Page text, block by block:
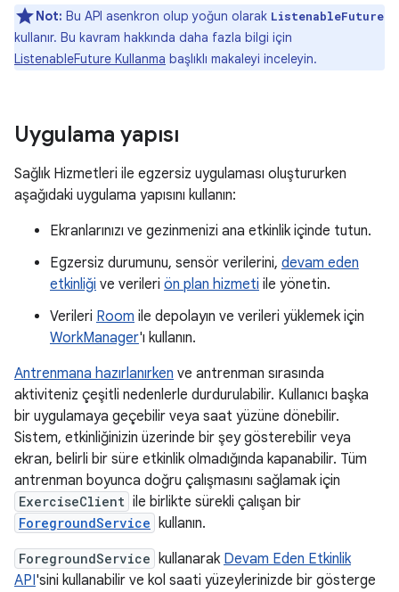
Not: Bu API asenkron olup yoğun olarak ListenableFuture
kullanır. Bu kavram hakkında daha fazla bilgi için
ListenableFuture Kullanma başlıklı makaleyi inceleyin.
Uygulama yapısı
Sağlık Hizmetleri ile egzersiz uygulaması oluştururken
aşağıdaki uygulama yapısını kullanın:
Ekranlarınızı ve gezinmenizi ana etkinlik içinde tutun.
Egzersiz durumunu, sensör verilerini, devam eden
etkinliği ve verileri ön plan hizmeti ile yönetin.
Verileri Room ile depolayın ve verileri yüklemek için
WorkManager'ı kullanın.
Antrenmana hazırlanırken ve antrenman sırasında
aktiviteniz çeşitli nedenlerle durdurulabilir. Kullanıcı başka
bir uygulamaya geçebilir veya saat yüzüne dönebilir.
Sistem, etkinliğinizin üzerinde bir şey gösterebilir veya
ekran, belirli bir süre etkinlik olmadığında kapanabilir. Tüm
antrenman boyunca doğru çalışmasını sağlamak için
ExerciseClient ile birlikte sürekli çalışan bir
ForegroundService kullanın.
ForegroundService kullanarak Devam Eden Etkinlik
API'sini kullanabilir ve kol saati yüzeylerinizde bir gösterge